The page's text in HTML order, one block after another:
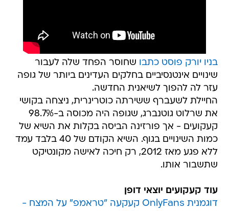
בניו יורק פוסט כתבו שחוסר הפחד שלה לעבור
שינויים אינטנסיביים בחלקים העדינים ביותר של גופה
עזר לה להפוך לשיאנית החדשה.
החיילת לשעברף ששירתה כוטרינרית, ניצחה בקושי
את שרלוט גוטנברג, שגופה היה מכוסה ב-98.7%
קעקועים - אך פורזינה הביסה בקלות את השיא של
כמות השינויים בגוף. השיא הקודם של 40 בלבד עמד
ללא פגע מאז 2012, רק חיכה לאישה מקונטיקט
שתשבור אותו.
עוד קעקועים יוצאי דופן
דוגמנית OnlyFans קעקעה "טראמפ" על המצח -